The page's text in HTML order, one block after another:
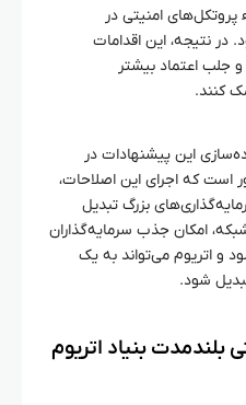
پروتکل‌های امنیتی در
نتیجه، این اقدامات
جلب اعتماد بیشتر
کنند.
این پیشنهادات در
است که اجرای این اصلاحات،
بزرگ تبدیل
امکان جذب سرمایه‌گذاران
و اتریوم می‌تواند به یک
شود.
بلندمدت بنیاد اتریوم